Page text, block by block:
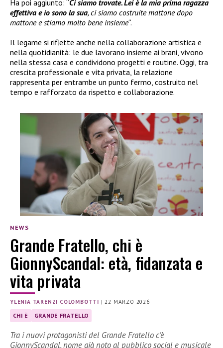
Ha poi aggiunto: “Ci siamo trovate. Lei è la mia prima ragazza
effettiva e io sono la sua, ci siamo costruite mattone dopo
mattone e stiamo molto bene insieme“.
Il legame si riflette anche nella collaborazione artistica e
nella quotidianità: le due lavorano insieme ai brani, vivono
nella stessa casa e condividono progetti e routine. Oggi, tra
crescita professionale e vita privata, la relazione
rappresenta per entrambe un punto fermo, costruito nel
tempo e rafforzato da rispetto e collaborazione.
NEWS
Grande Fratello, chi è
GionnyScandal: età, fidanzata e
vita privata
YLENIA TARENZI COLOMBOTTI | 22 MARZO 2026
CHI È GRANDE FRATELLO
Tra i nuovi protagonisti del Grande Fratello c’è
GionnyScandal, nome già noto al pubblico social e musicale